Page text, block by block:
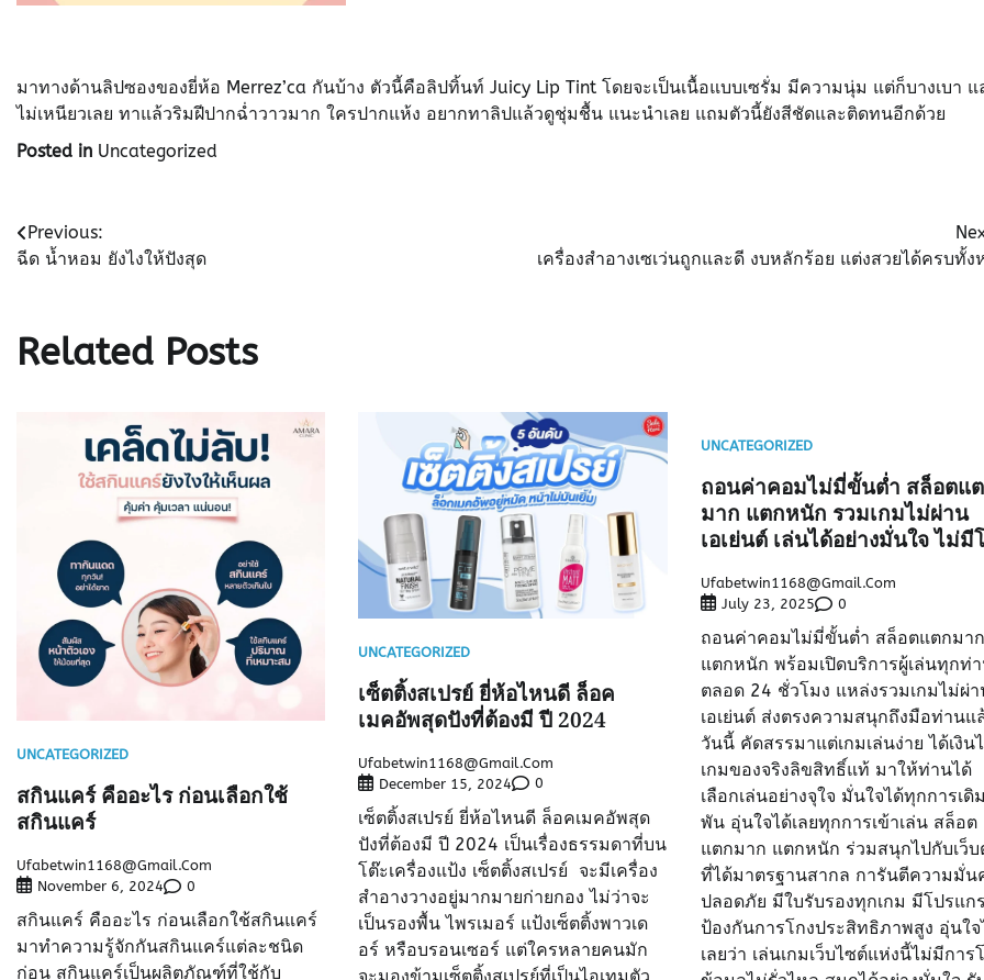
มาทางด้านลิปซองของยี่ห้อ Merrez’ca กันบ้าง ตัวนี้คือลิปทิ้นท์ Juicy Lip Tint โดยจะเป็นเนื้อแบบเซรั่ม มีความนุ่ม แต่ก็บางเบา แ
ไม่เหนียวเลย ทาแล้วริมฝีปากฉ่ำวาวมาก ใครปากแห้ง อยากทาลิปแล้วดูชุ่มชื้น แนะนำเลย แถมตัวนี้ยังสีชัดและติดทนอีกด้วย
Posted in Uncategorized
Post
navigation
Previous:
ฉีด น้ำหอม ยังไงให้ปังสุด
เครื่องสำอางเซเว่นถูกและดี งบหลักร้อย แต่งสวยได้ครบทั้ง
Related Posts
UNCATEGORIZED
สกินแคร์ คืออะไร ก่อนเลือกใช้
สกินแคร์
Ufabetwin1168@gmail.com
November 6, 2024
0
สกินแคร์ คืออะไร ก่อนเลือกใช้สกินแคร์
มาทำความรู้จักกันสกินแคร์แต่ละชนิด
ก่อน สกินแคร์เป็นผลิตภัณฑ์ที่ใช้กับ
UNCATEGORIZED
เซ็ตติ้งสเปรย์ ยี่ห้อไหนดี ล็อค
เมคอัพสุดปังที่ต้องมี ปี 2024
Ufabetwin1168@gmail.com
December 15, 2024
0
เซ็ตติ้งสเปรย์ ยี่ห้อไหนดี ล็อคเมคอัพสุด
ปังที่ต้องมี ปี 2024 เป็นเรื่องธรรมดาที่บน
โต๊ะเครื่องแป้ง เซ็ตติ้งสเปรย์ จะมีเครื่อง
สำอางวางอยู่มากมายก่ายกอง ไม่ว่าจะ
เป็นรองพื้น ไพรเมอร์ แป้งเซ็ตติ้งพาวเด
อร์ หรือบรอนเซอร์ แต่ใครหลายคนมัก
UNCATEGORIZED
ถอนค่าคอมไม่มี่ขั้นต่ำ สล็อตแ
มาก แตกหนัก รวมเกมไม่ผ่าน
เอเย่นต์ เล่นได้อย่างมั่นใจ ไม่มี
Ufabetwin1168@gmail.com
July 23, 2025
0
ถอนค่าคอมไม่มี่ขั้นต่ำ สล็อตแตกมาก
แตกหนัก พร้อมเปิดบริการผู้เล่นทุกท่
ตลอด 24 ชั่วโมง แหล่งรวมเกมไม่ผ่
เอเย่นต์ ส่งตรงความสนุกถึงมือท่านแ
วันนี้ คัดสรรมาแต่เกมเล่นง่าย ได้เงิน
เกมของจริงลิขสิทธิ์แท้ มาให้ท่านได้
เลือกเล่นอย่างจุใจ มั่นใจได้ทุกการเดิ
พัน อุ่นใจได้เลยทุกการเข้าเล่น สล็อต
แตกมาก แตกหนัก ร่วมสนุกไปกับเว็บ
ที่ได้มาตรฐานสากล การันตีความมั่น
ปลอดภัย มีใบรับรองทุกเกม มีโปรแก
ป้องกันการโกงประสิทธิภาพสูง อุ่นใจ
เลยว่า เล่นเกมเว็บไซต์แห่งนี้ไม่มีการ